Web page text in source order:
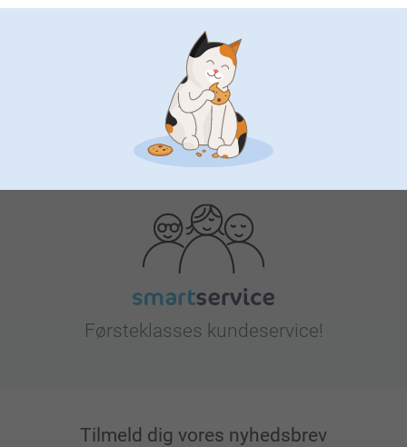
Bonus på alle dine køb
Leder du efter inspiration?
Førsteklasses kundeservice!
Tilmeld dig vores nyhedsbrev